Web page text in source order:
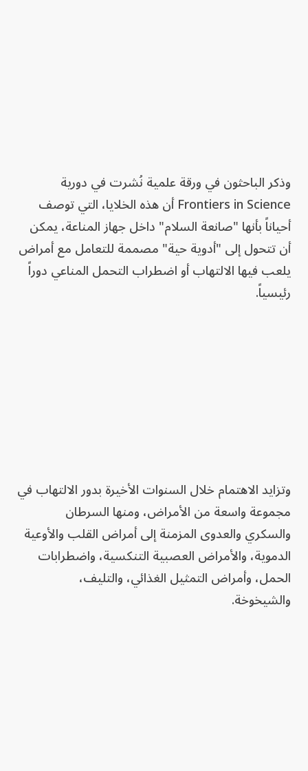
وذكر الباحثون في ورقة علمية نُشرت في دورية
Frontiers in Science أن هذه الخلايا، التي توصف
أحياناً بأنها "صانعة السلام" داخل جهاز المناعة، يمكن
أن تتحول إلى "أدوية حية" مصممة للتعامل مع أمراض
يلعب فيها الالتهاب أو اضطراب التحمل المناعي دوراً
رئيسياً.
وتزايد الاهتمام خلال السنوات الأخيرة بدور الالتهاب في
مجموعة واسعة من الأمراض، ومنها السرطان
والسكري والعدوى المزمنة إلى أمراض القلب والأوعية
الدموية، والأمراض العصبية التنكسية، واضطرابات
الحمل، وأمراض التمثيل الغذائي، والتليف،
والشيخوخة.